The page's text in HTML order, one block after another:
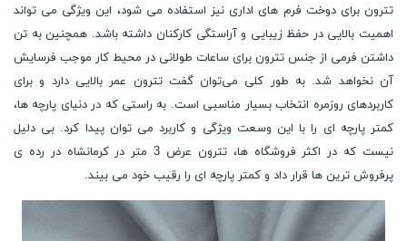
تترون برای دوخت فرم‌ های اداری نیز استفاده می‌ شود، این ویژگی می ‌تواند
اهمیت بالایی در حفظ زیبایی و آراستگی کارکنان داشته باشد. همچنین به تن
داشتن فرمی از جنس تترون برای ساعات طولانی در محیط کار موجب فرسایش
آن نخواهد شد. به طور کلی می‌توان گفت تترون عمر بالایی دارد و برای
کاربردهای روزمره انتخاب بسیار مناسبی است. به راستی که در دنیای پارچه ها،
کمتر پارچه ای را با این وسعت ویژگی و کاربرد می توان پیدا کرد. بی دلیل
نیست که در اکثر فروشگاه ها، تترون عرض 3 متر در کرمانشاه در رده ی
پرفروش ترین ها قرار داد و کمتر پارچه ای را رقیب خود می بیند.